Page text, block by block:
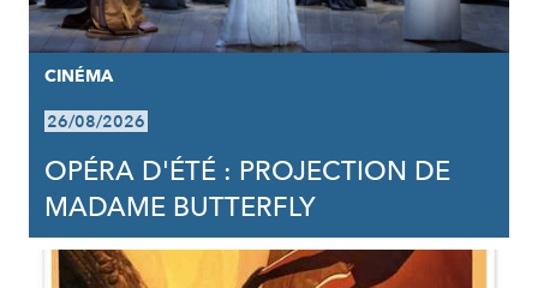
CINÉMA
26/08/2026
OPÉRA D'ÉTÉ : PROJECTION DE
MADAME BUTTERFLY